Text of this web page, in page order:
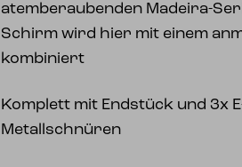
atemberaubenden Madeira-
Schirm wird hier mit einem
kombiniert
Komplett mit Endstück und 3x
Metallschnüren